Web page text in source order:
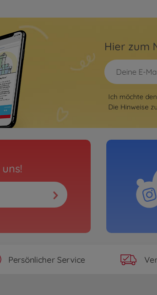
Hier zum
Ich möchte
Die Hinweise
Persönlicher Service